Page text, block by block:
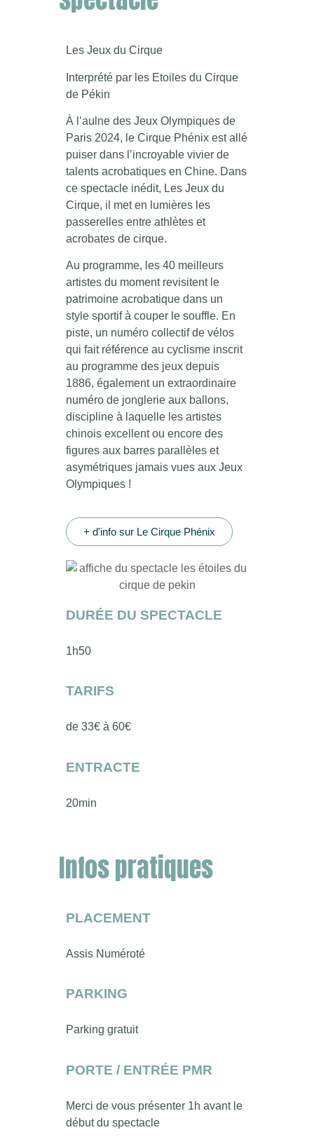
Les Jeux du Cirque
Interprété par les Etoiles du Cirque
de Pékin
À l’aulne des Jeux Olympiques de
Paris 2024, le Cirque Phénix est allé
puiser dans l’incroyable vivier de
talents acrobatiques en Chine. Dans
ce spectacle inédit, Les Jeux du
Cirque, il met en lumières les
passerelles entre athlètes et
acrobates de cirque.
Au programme, les 40 meilleurs
artistes du moment revisitent le
patrimoine acrobatique dans un
style sportif à couper le souffle. En
piste, un numéro collectif de vélos
qui fait référence au cyclisme inscrit
au programme des jeux depuis
1886, également un extraordinaire
numéro de jonglerie aux ballons,
discipline à laquelle les artistes
chinois excellent ou encore des
figures aux barres parallèles et
asymétriques jamais vues aux Jeux
Olympiques !
+ d'info sur Le Cirque Phénix
DURÉE DU SPECTACLE
1h50
TARIFS
de 33€ à 60€
ENTRACTE
20min
Infos pratiques
PLACEMENT
Assis Numéroté
PARKING
Parking gratuit
PORTE / ENTRÉE PMR
Merci de vous présenter 1h avant le
début du spectacle